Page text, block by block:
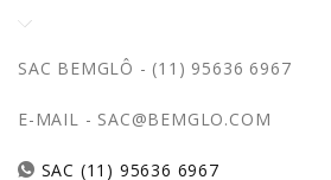
SAC BEMGLÔ - (11) 95636 6967
E-MAIL - SAC@BEMGLO.COM
SAC (11) 95636 6967